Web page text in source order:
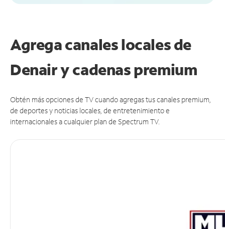
Agrega canales locales de
Denair y cadenas premium
Obtén más opciones de TV cuando agregas tus canales premium,
de deportes y noticias locales, de entretenimiento e
internacionales a cualquier plan de Spectrum TV.